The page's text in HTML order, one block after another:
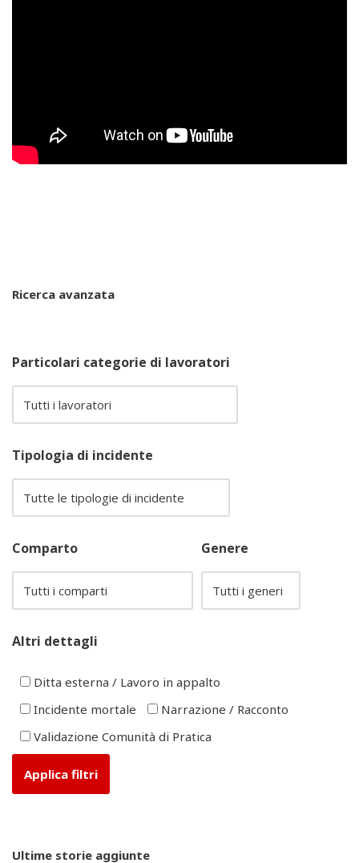
Ricerca avanzata
Particolari categorie di lavoratori
Tipologia di incidente
Comparto Genere
Altri dettagli
Ditta esterna / Lavoro in appalto
Incidente mortale
Narrazione / Racconto
Validazione Comunità di Pratica
Ultime storie aggiunte